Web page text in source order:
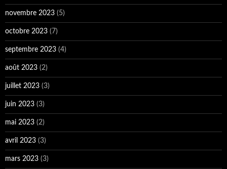
novembre 2023 (5)
octobre 2023 (7)
septembre 2023 (4)
août 2023 (2)
juillet 2023 (3)
juin 2023 (3)
mai 2023 (2)
avril 2023 (3)
mars 2023 (3)